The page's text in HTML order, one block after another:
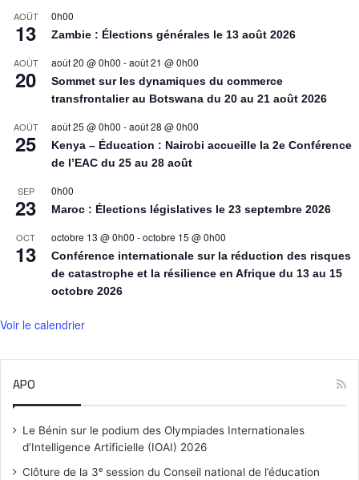
AOÛT
13
0h00
Zambie : Élections générales le 13 août 2026
AOÛT
20
août 20 @ 0h00 -août 21 @ 0h00
Sommet sur les dynamiques du commerce
transfrontalier au Botswana du 20 au 21 août 2026
AOÛT
25
août 25 @ 0h00 -août 28 @ 0h00
Kenya – Éducation : Nairobi accueille la 2e Conférence
de l’EAC du 25 au 28 août
SEP
23
0h00
Maroc : Élections législatives le 23 septembre 2026
OCT
13
octobre 13 @ 0h00 -octobre 15 @ 0h00
Conférence internationale sur la réduction des risques
de catastrophe et la résilience en Afrique du 13 au 15
octobre 2026
Voir le calendrier
APO
Le Bénin sur le podium des Olympiades Internationales
d’Intelligence Artificielle (IOAI) 2026
Clôture de la 3ᵉ session du Conseil national de l’éducation